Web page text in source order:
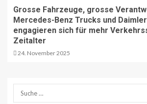
Grosse Fahrzeuge, grosse
Mercedes-Benz Trucks und
engagieren sich für mehr
Zeitalter
24. November 2025